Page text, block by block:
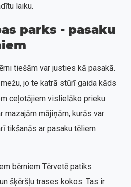
laiku.
parks - pasaku
tiešām var justies kā pasakā.
jo te katrā stūrī gaida kāds
ceļotājiem vislielāko prieku
mazajām mājiņām, kurās var
tikšanās ar pasaku tēliem
bērniem Tērvetē patiks
šķēršļu trases kokos. Tas ir